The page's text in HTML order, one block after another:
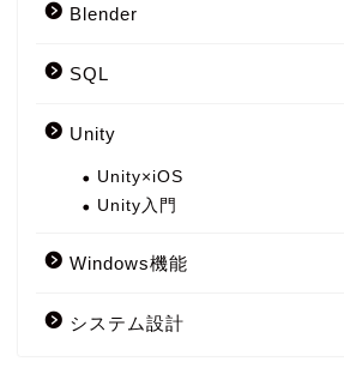
Blender
SQL
Unity
Unity×iOS
Unity入門
Windows機能
システム設計